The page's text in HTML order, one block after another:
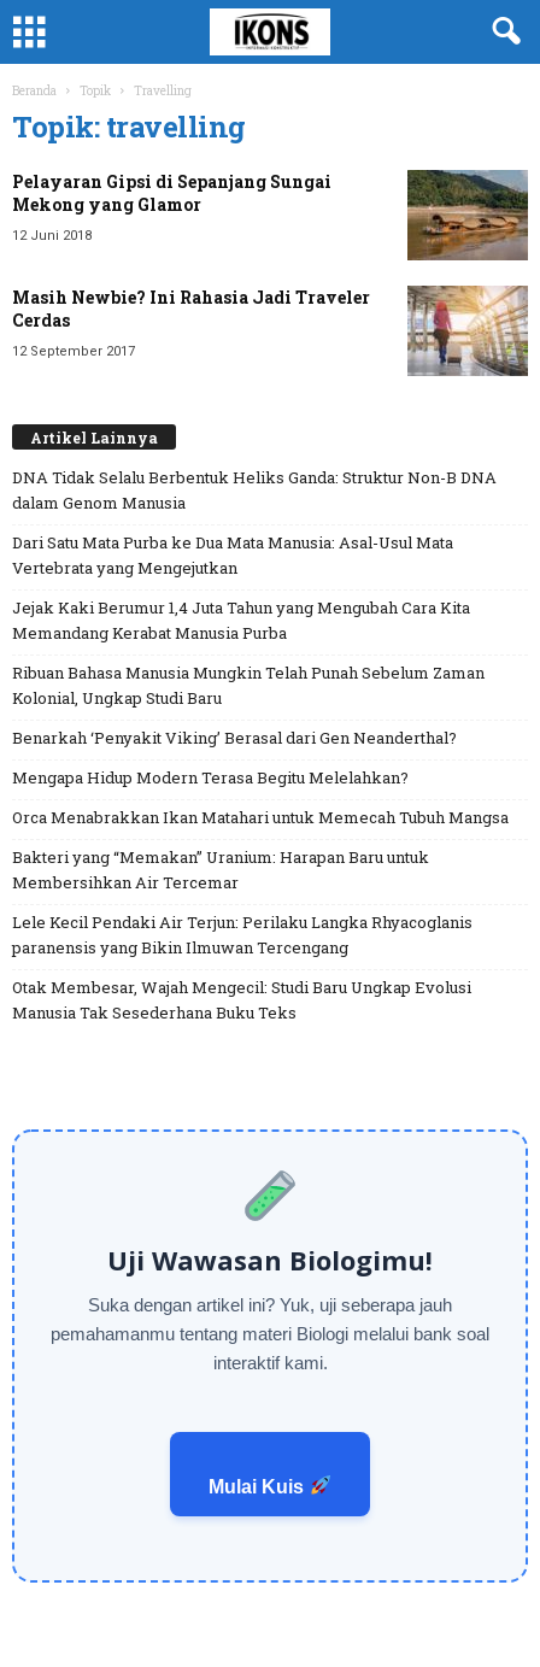
Beranda Topik Travelling
Topik: travelling
Pelayaran Gipsi di Sepanjang Sungai
Mekong yang Glamor
12 Juni 2018
Masih Newbie? Ini Rahasia Jadi Traveler
Cerdas
12 September 2017
Artikel Lainnya
DNA Tidak Selalu Berbentuk Heliks Ganda: Struktur Non-B DNA
dalam Genom Manusia
Dari Satu Mata Purba ke Dua Mata Manusia: Asal-Usul Mata
Vertebrata yang Mengejutkan
Jejak Kaki Berumur 1,4 Juta Tahun yang Mengubah Cara Kita
Memandang Kerabat Manusia Purba
Ribuan Bahasa Manusia Mungkin Telah Punah Sebelum Zaman
Kolonial, Ungkap Studi Baru
Benarkah ‘Penyakit Viking’ Berasal dari Gen Neanderthal?
Mengapa Hidup Modern Terasa Begitu Melelahkan?
Orca Menabrakkan Ikan Matahari untuk Memecah Tubuh Mangsa
Bakteri yang “Memakan” Uranium: Harapan Baru untuk
Membersihkan Air Tercemar
Lele Kecil Pendaki Air Terjun: Perilaku Langka Rhyacoglanis
paranensis yang Bikin Ilmuwan Tercengang
Otak Membesar, Wajah Mengecil: Studi Baru Ungkap Evolusi
Manusia Tak Sesederhana Buku Teks
Uji Wawasan Biologimu!
Suka dengan artikel ini? Yuk, uji seberapa jauh
pemahamanmu tentang materi Biologi melalui bank soal
interaktif kami.
Mulai Kuis